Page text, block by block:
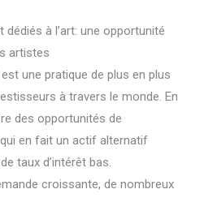
à l’art: une opportunité
artistes
une pratique de plus en plus
à travers le monde. En
des opportunités de
en fait un actif alternatif
taux d’intérêt bas.
croissante, de nombreux